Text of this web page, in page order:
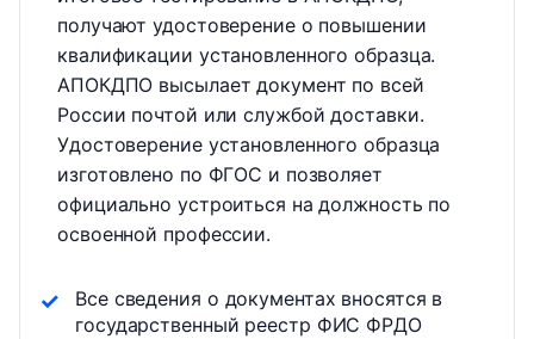
получают удостоверение о повышении
квалификации установленного образца.
АПОКДПО высылает документ по всей
России почтой или службой доставки.
Удостоверение установленного образца
изготовлено по ФГОС и позволяет
официально устроиться на должность по
освоенной профессии.
Все сведения о документах вносятся в
государственный реестр ФИС ФРДО